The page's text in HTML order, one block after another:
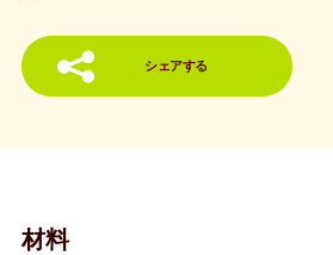
シェアする
材料